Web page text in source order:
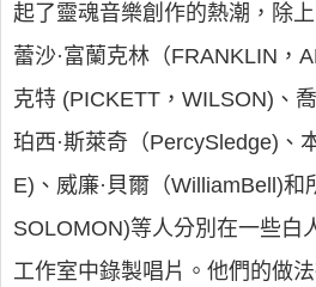
起了靈魂音樂創作的熱潮，除
蕾沙·富蘭克林（FRANKLIN，
克特 (PICKETT，WILSON)、
珀西·斯萊奇（PercySledge)、
E)、威廉·貝爾（WilliamBell)和
SOLOMON)等人分別在一些白
工作室中錄製唱片。他們的做